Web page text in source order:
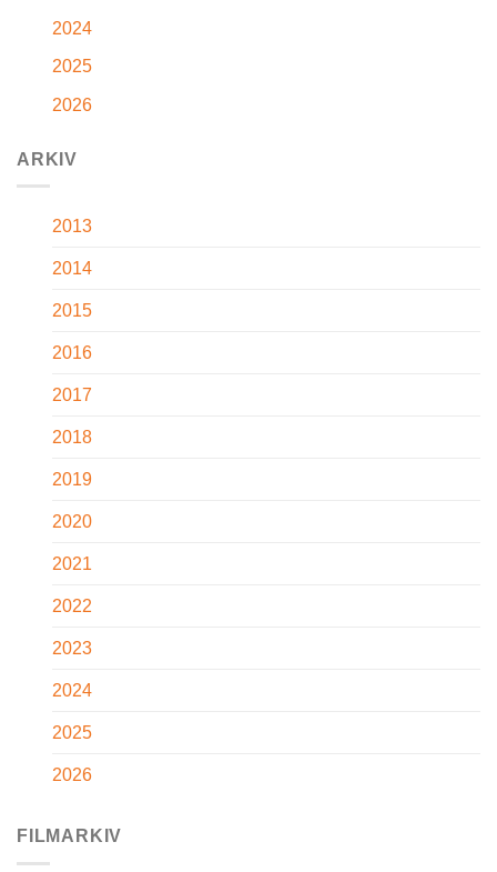
2024
2025
2026
ARKIV
2013
2014
2015
2016
2017
2018
2019
2020
2021
2022
2023
2024
2025
2026
FILMARKIV